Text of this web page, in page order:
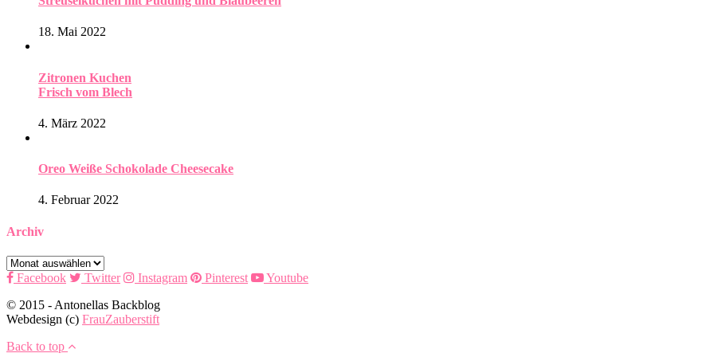
18. Mai 2022
Zitronen Kuchen
Frisch vom Blech
4. März 2022
Oreo Weiße Schokolade Cheesecake
4. Februar 2022
Archiv
Archiv
Facebook
Twitter Instagram Pinterest
Youtube
© 2015 - Antonellas Backblog
Webdesign (c) FrauZauberstift
Back to top